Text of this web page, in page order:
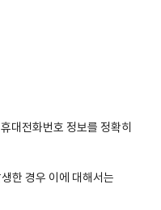
대전화번호 정보를 정확히
한 경우 이에 대해서는